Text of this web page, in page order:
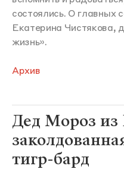
состоялись. О главных
Екатерина Чистякова,
жизнь».
Архив
Дед Мороз из
тигр-бард